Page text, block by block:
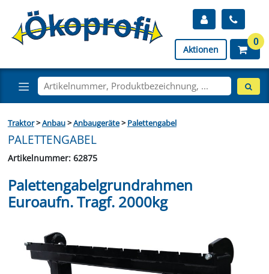
Aktionen
0
Traktor>Anbau>Anbaugeräte>Palettengabel
PALETTENGABEL
Artikelnummer: 62875
Palettengabelgrundrahmen
Euroaufn. Tragf. 2000kg